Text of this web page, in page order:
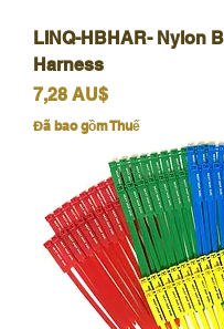
LINQ-HBHAR- Nylon
Harness
Giá
7,28 AU$
Đã bao gồm Thuế